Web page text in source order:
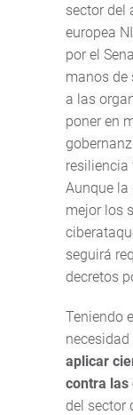
sector del
europea
por el
manos de
a las
poner en
resiliencia
Aunque la
mejor los
seguirá
decretos
Teniendo
aplicar
contra las
del sector